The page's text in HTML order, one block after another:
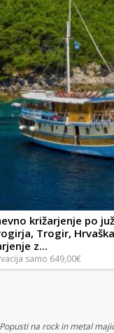
križarjenje po
Trogir,
z...
samo 649,00€
Popusti na rock in metal